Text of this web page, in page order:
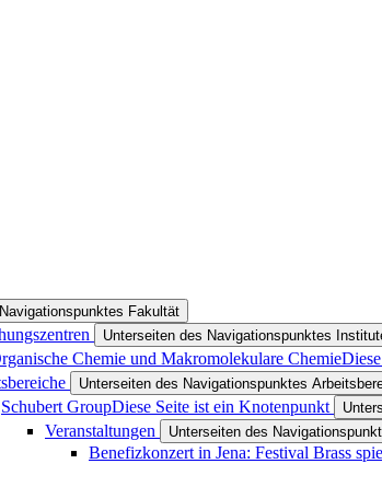
Fakultät
Unterseiten des Navigationspunktes
Chemie und Makromolekulare Chemie
Unterseiten des Navigationspunktes
Schubert GroupDiese Seite ist ein Knotenpunkt
Veranstaltungen Unterseiten des
Benefizkonzert in Jena: Festival Brass